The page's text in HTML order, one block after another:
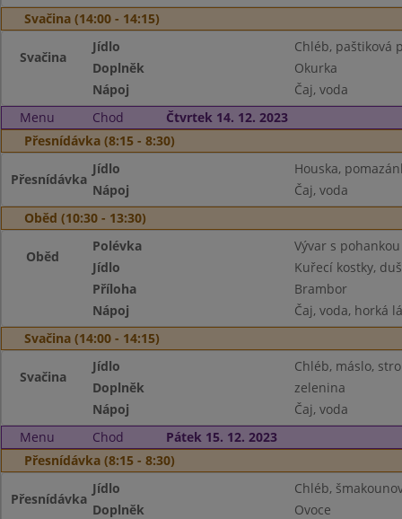
Svačina (14:00 - 14:15)
Svačina
Jídlo
Chléb, paštiková
Doplněk
Okurka
Nápoj
Čaj, voda
Menu
Chod
Čtvrtek 14. 12. 2023
Přesnídávka (8:15 - 8:30)
Přesnídávka
Jídlo
Houska,
Nápoj
Čaj, voda
Oběd (10:30 - 13:30)
Oběd
Polévka
Vývar s pohankou
Jídlo
Kuřecí kostky,
Příloha
Brambor
Nápoj
Čaj, voda, horká
Svačina (14:00 - 14:15)
Svačina
Jídlo
Chléb, máslo,
Doplněk
zelenina
Nápoj
Čaj, voda
Menu
Chod
Pátek 15. 12. 2023
Přesnídávka (8:15 - 8:30)
Přesnídávka
Jídlo
Chléb,
Doplněk
Ovoce